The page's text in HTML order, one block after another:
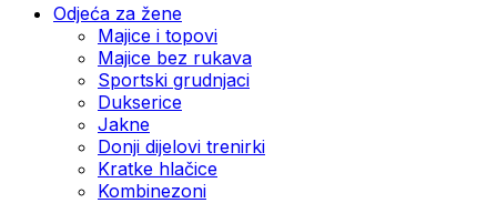
Odjeća za žene
Majice i topovi
Majice bez rukava
Sportski grudnjaci
Dukserice
Jakne
Donji dijelovi trenirki
Kratke hlačice
Kombinezoni